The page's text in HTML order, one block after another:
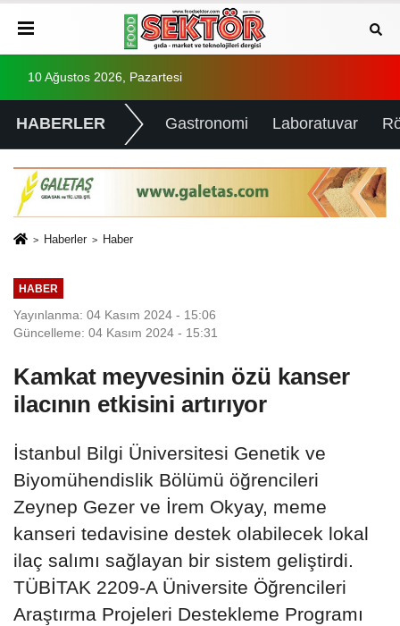
10 Ağustos 2026, Pazartesi
HABERLER Gastronomi Laboratuvar
Haberler Haber
HABER
Yayınlanma: 04 Kasım 2024 - 15:06
Güncelleme: 04 Kasım 2024 - 15:31
Kamkat meyvesinin özü kanser
ilacının etkisini artırıyor
İstanbul Bilgi Üniversitesi Genetik ve
Biyomühendislik Bölümü öğrencileri
Zeynep Gezer ve İrem Okyay, meme
kanseri tedavisine destek olabilecek lokal
ilaç salımı sağlayan bir sistem geliştirdi.
TÜBİTAK 2209-A Üniversite Öğrencileri
Araştırma Projeleri Destekleme Programı